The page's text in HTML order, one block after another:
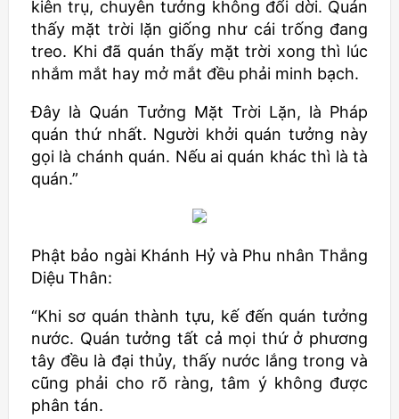
kiên trụ, chuyên tưởng không đổi dời. Quán
thấy mặt trời lặn giống như cái trống đang
treo. Khi đã quán thấy mặt trời xong thì lúc
nhắm mắt hay mở mắt đều phải minh bạch.
Đây là Quán Tưởng Mặt Trời Lặn, là Pháp
quán thứ nhất. Người khởi quán tưởng này
gọi là chánh quán. Nếu ai quán khác thì là tà
quán.”
Phật bảo ngài Khánh Hỷ và Phu nhân Thắng
Diệu Thân:
“Khi sơ quán thành tựu, kế đến quán tưởng
nước. Quán tưởng tất cả mọi thứ ở phương
tây đều là đại thủy, thấy nước lắng trong và
cũng phải cho rõ ràng, tâm ý không được
phân tán.